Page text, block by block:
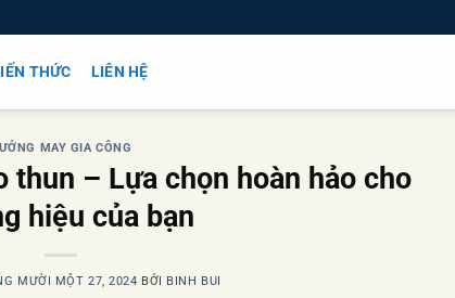
THỨC LIÊN HỆ
MAY GIA CÔNG
thun – Lựa chọn hoàn hảo cho
hiệu của bạn
MƯỜI MỘT 27, 2024 BỞI BINH BUI